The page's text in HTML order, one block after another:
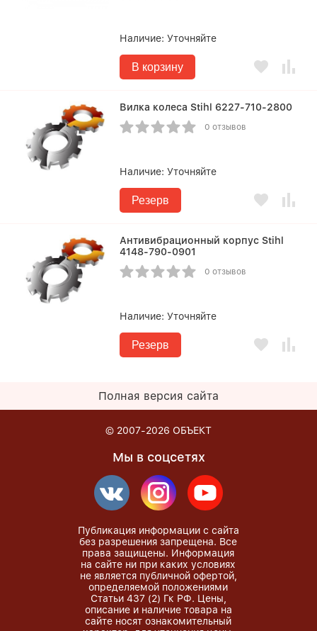
Наличие:Уточняйте
В корзину
Вилка колеса Stihl 6227-710-2800
0 отзывов
Наличие:Уточняйте
Резерв
Антивибрационный корпус Stihl
4148-790-0901
0 отзывов
Наличие:Уточняйте
Резерв
Полная версия сайта
© 2007-2026 ОБЪЕКТ
Мы в соцсетях
Публикация информации с сайта
без разрешения запрещена. Все
права защищены. Информация
на сайте ни при каких условиях
не является публичной офертой,
определяемой положениями
Статьи 437 (2) Гк РФ. Цены,
описание и наличие товара на
сайте носят ознакомительный